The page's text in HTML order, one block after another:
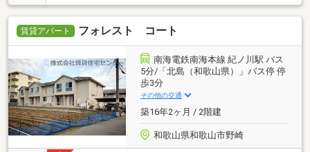
賃貸アパート フォレスト コート
南海電鉄南海本線 紀ノ川駅 バス
5分/「北島（和歌山県）」バス停 停
歩3分
その他の交通
築16年2ヶ月 / 2階建
和歌山県和歌山市野崎